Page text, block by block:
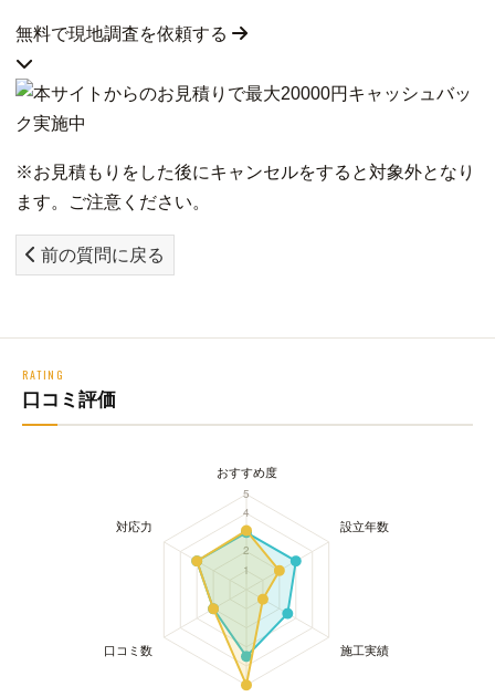
無料で現地調査を依頼する
※お見積もりをした後にキャンセルをすると対象外となり
ます。ご注意ください。
前の質問に戻る
RATING
口コミ評価